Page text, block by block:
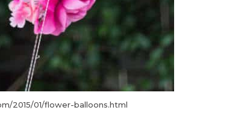
2015/01/flower-balloons.html